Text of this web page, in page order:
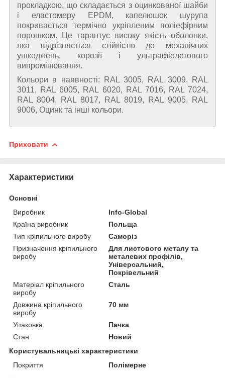
прокладкою, що складається з оцинкованої шайби
і еластомеру EPDM, капелюшок шурупа
покривається термічно укріпленим поліефірним
порошком. Це гарантує високу якість оболонки,
яка відрізняється стійкістю до механічних
ушкоджень, корозії і ультрафіолетового
випромінювання.
Кольори в наявності: RAL 3005, RAL 3009, RAL
3011, RAL 6005, RAL 6020, RAL 7016, RAL 7024,
RAL 8004, RAL 8017, RAL 8019, RAL 9005, RAL
9006, Оцинк та інші кольори.
Приховати
Характеристики
Основні
Виробник
Info-Global
Країна виробник
Польща
Тип кріпильного виробу
Саморіз
Призначення кріпильного
виробу
Для листового металу та
металевих профілів,
Універсальний,
Покрівельний
Матеріал кріпильного
виробу
Сталь
Довжина кріпильного
виробу
70 мм
Упаковка
Пачка
Стан
Новий
Користувальницькі характеристики
Покриття
Полімерне